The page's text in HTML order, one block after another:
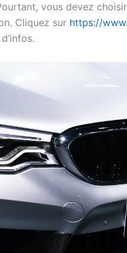
vous devez
Cliquez sur https://